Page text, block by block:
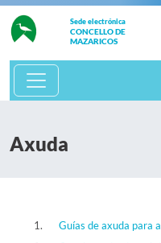
Sede electrónica
CONCELLO DE
MAZARICOS
Axuda
Guías de axuda para